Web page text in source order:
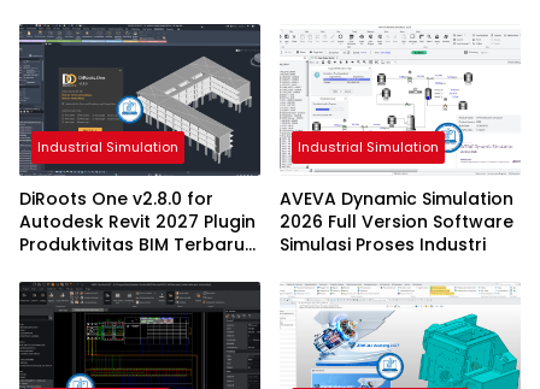
Industrial Simulation
DiRoots One v2.8.0 for
Autodesk Revit 2027 Plugin
Produktivitas BIM Terbaru
2027
Industrial Simulation
AVEVA Dynamic Simulation
2026 Full Version Software
Simulasi Proses Industri